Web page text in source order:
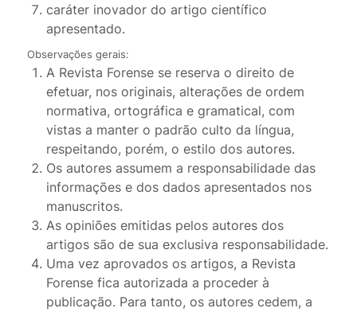
caráter inovador do artigo científico
apresentado.
Observações gerais:
A Revista Forense se reserva o direito de
efetuar, nos originais, alterações de ordem
normativa, ortográfica e gramatical, com
vistas a manter o padrão culto da língua,
respeitando, porém, o estilo dos autores.
Os autores assumem a responsabilidade das
informações e dos dados apresentados nos
manuscritos.
As opiniões emitidas pelos autores dos
artigos são de sua exclusiva responsabilidade.
Uma vez aprovados os artigos, a Revista
Forense fica autorizada a proceder à
publicação. Para tanto, os autores cedem, a